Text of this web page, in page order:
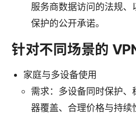
服务商数据访问的法规、
保护的公开承诺。
针对不同场景的
家庭与多设备使用
需求：多设备同时保护、
器覆盖、合理价格与持续